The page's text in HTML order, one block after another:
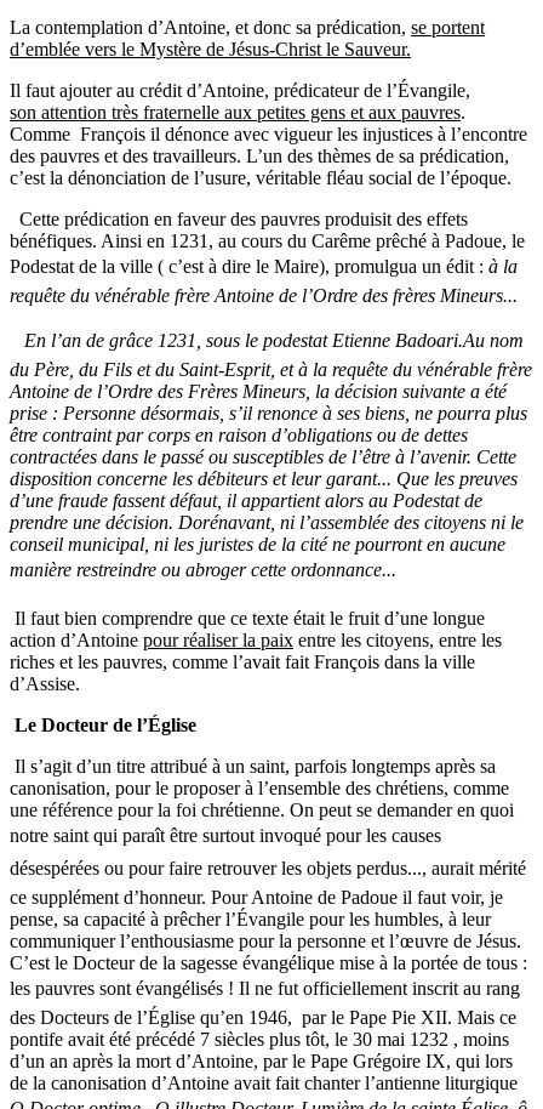
La contemplation d’Antoine, et donc sa prédication, se portent
d’emblée vers le Mystère de Jésus-Christ le Sauveur.
Il faut ajouter au crédit d’Antoine, prédicateur de l’Évangile,
son attention très fraternelle aux petites gens et aux pauvres.
Comme François il dénonce avec vigueur les injustices à l’encontre
des pauvres et des travailleurs. L’un des thèmes de sa prédication,
c’est la dénonciation de l’usure, véritable fléau social de l’époque.
Cette prédication en faveur des pauvres produisit des effets
bénéfiques. Ainsi en 1231, au cours du Carême prêché à Padoue, le
Podestat de la ville ( c’est à dire le Maire), promulgua un édit :  à la
requête du vénérable frère Antoine de l’Ordre des frères Mineurs...
En l’an de grâce 1231, sous le podestat Etienne Badoari.Au nom
du Père, du Fils et du Saint-Esprit, et à la requête du vénérable frère
Antoine de l’Ordre des Frères Mineurs, la décision suivante a été
prise : Personne désormais, s’il renonce à ses biens, ne pourra plus
être contraint par corps en raison d’obligations ou de dettes
contractées dans le passé ou susceptibles de l’être à l’avenir. Cette
disposition concerne les débiteurs et leur garant... Que les preuves
d’une fraude fassent défaut, il appartient alors au Podestat de
prendre une décision. Dorénavant, ni l’assemblée des citoyens ni le
conseil municipal, ni les juristes de la cité ne pourront en aucune
manière restreindre ou abroger cette ordonnance...
Il faut bien comprendre que ce texte était le fruit d’une longue
action d’Antoine pour réaliser la paix entre les citoyens, entre les
riches et les pauvres, comme l’avait fait François dans la ville
d’Assise.
Le Docteur de l’Église
Il s’agit d’un titre attribué à un saint, parfois longtemps après sa
canonisation, pour le proposer à l’ensemble des chrétiens, comme
une référence pour la foi chrétienne. On peut se demander en quoi
notre saint qui paraît être surtout invoqué pour les causes
désespérées ou pour faire retrouver les objets perdus..., aurait mérité
ce supplément d’honneur. Pour Antoine de Padoue il faut voir, je
pense, sa capacité à prêcher l’Évangile pour les humbles, à leur
communiquer l’enthousiasme pour la personne et l’œuvre de Jésus.
C’est le Docteur de la sagesse évangélique mise à la portée de tous :
les pauvres sont évangélisés ! Il ne fut officiellement inscrit au rang
des Docteurs de l’Église qu’en 1946, par le Pape Pie XII. Mais ce
pontife avait été précédé 7 siècles plus tôt, le 30 mai 1232 , moins
d’un an après la mort d’Antoine, par le Pape Grégoire IX, qui lors
de la canonisation d’Antoine avait fait chanter l’antienne liturgique